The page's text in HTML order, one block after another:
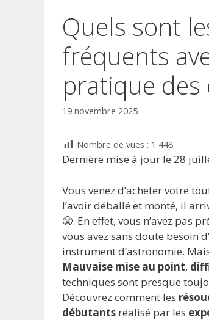
Quels sont
fréquents
pratique des
19 novembre 2025
Nombre de vues : 1 448
Dernière mise à jour le 28
Vous venez d’acheter votre
l’avoir déballé et monté, il
😤. En effet, vous n’avez pas
vous avez sans doute besoin
instrument d’astronomie.
Mauvaise mise au point,
techniques sont presque
Découvrez comment les
débutants réalisé par les